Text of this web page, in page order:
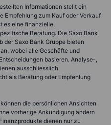
Informationen stellt ein
Empfehlung zum Kauf oder Verkauf
es eine finanzielle,
Beratung. Die Saxo Bank
der Saxo Bank Gruppe bieten
wobei alle Geschäfte und
basieren. Analyse-,
ausschliesslich
als Beratung oder Empfehlung
die persönlichen Ansichten
vorherige Ankündigung ändern
dienen nur zu